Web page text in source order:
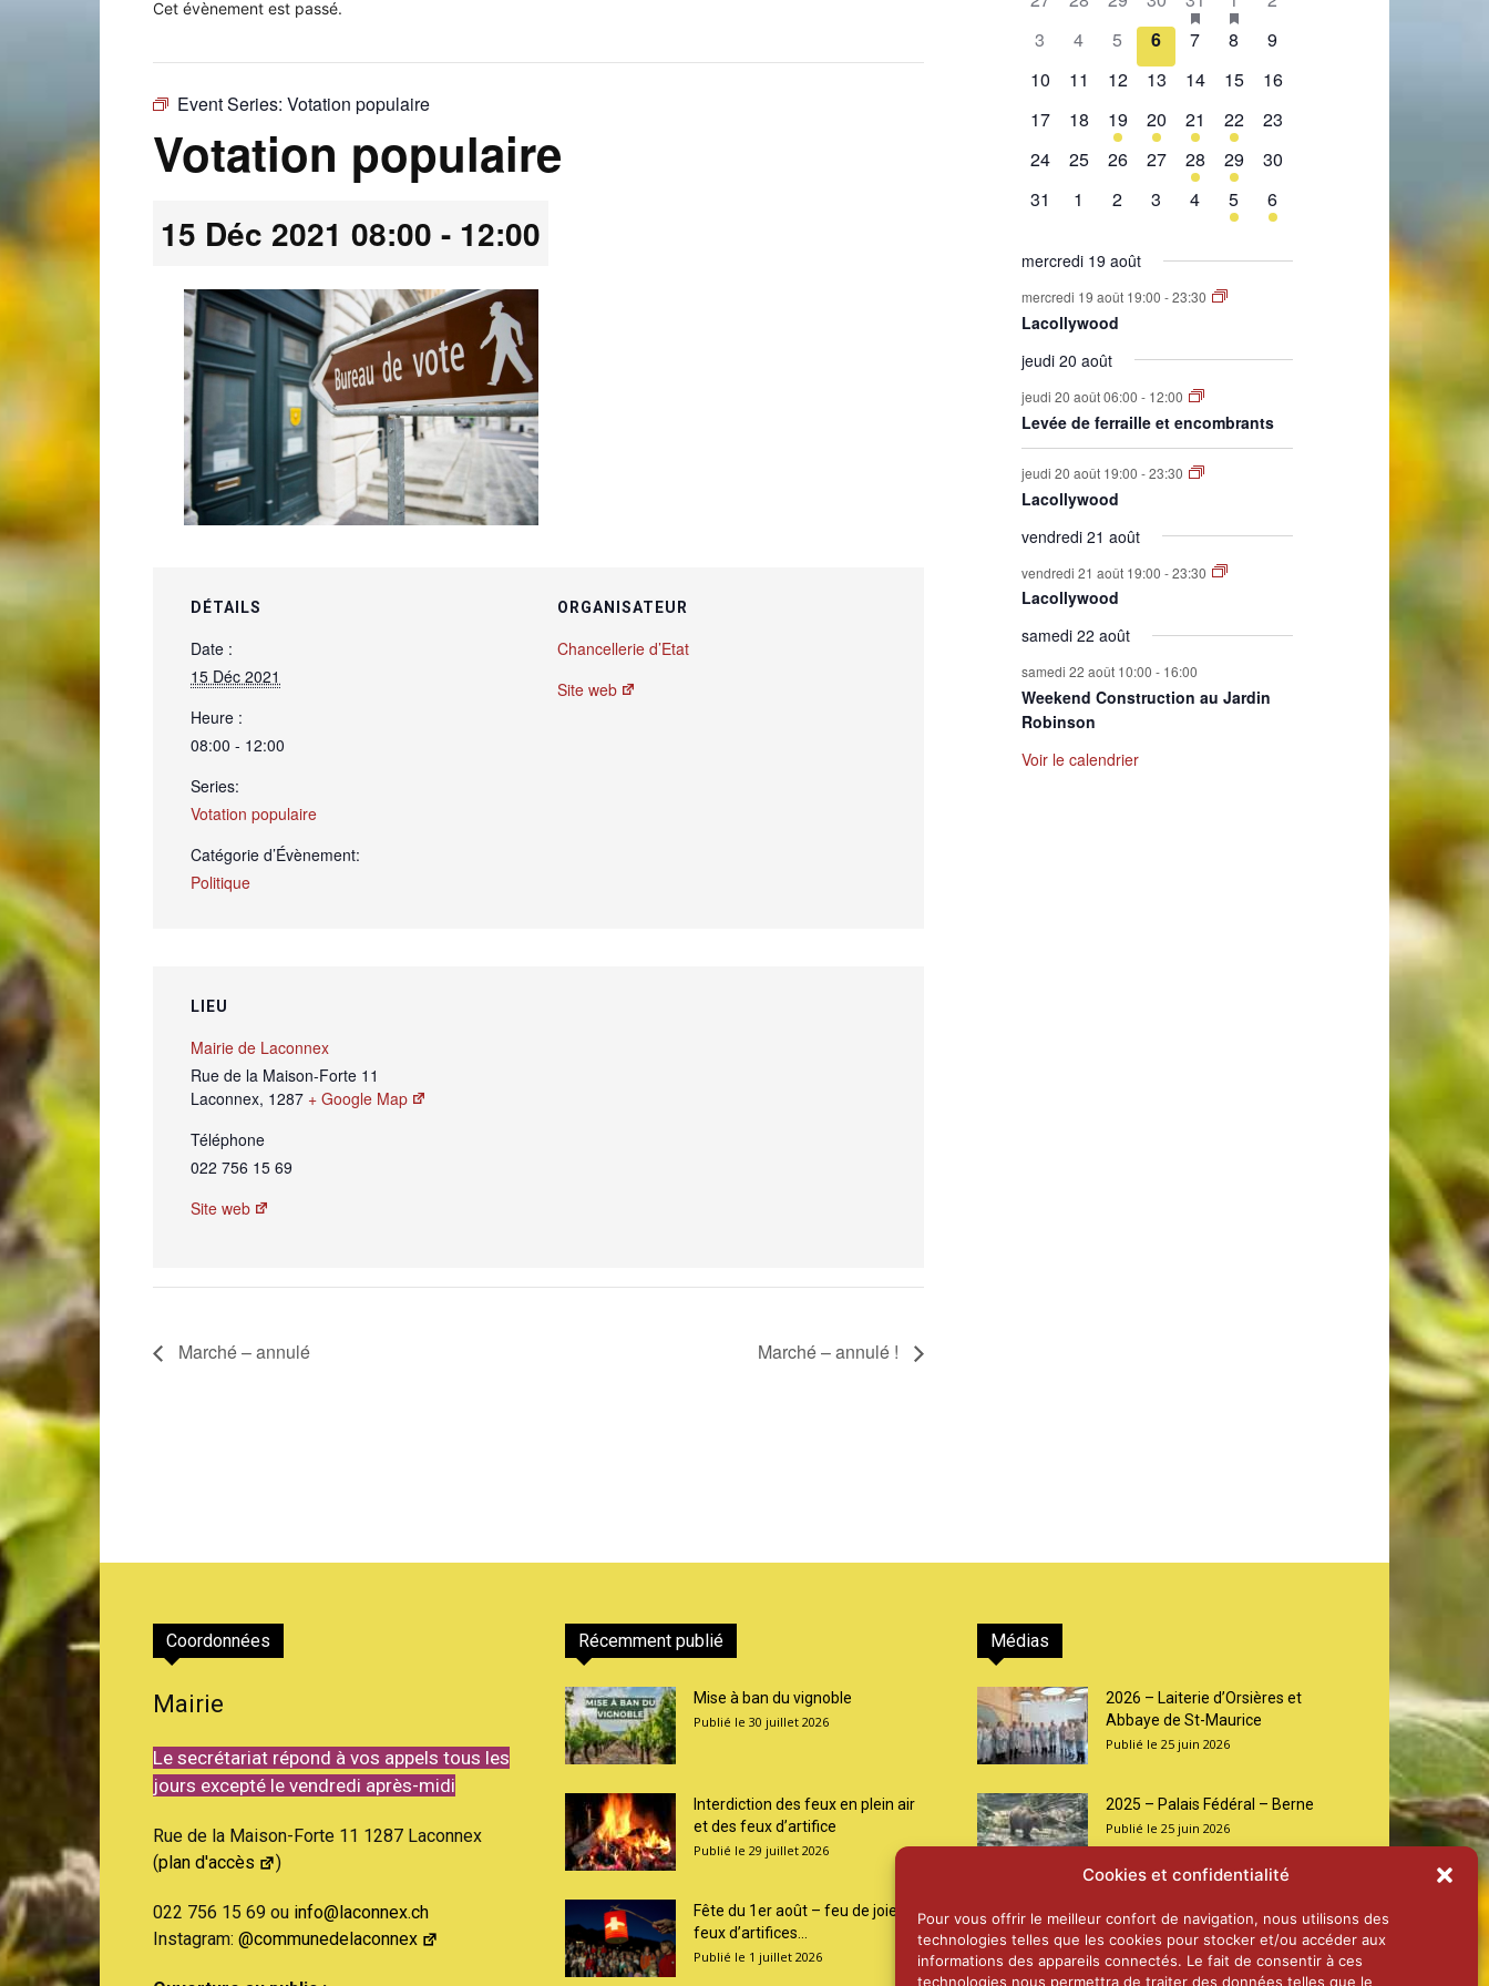
Cookies et confidentialité
Pour vous offrir le meilleur confort de navigation, nous utilisons des
technologies telles que les cookies pour stocker et/ou accéder aux
informations des appareils connectés. Le fait de consentir à ces
technologies nous permettra de traiter des données telles que le
Laconnex
Cet évènement est passé.
Event Series: Votation populaire
Votation populaire
15 Déc 2021 08:00 - 12:00
DÉTAILS
Date :
15 Déc 2021
Heure :
08:00 - 12:00
Series:
Votation populaire
Catégorie d’Évènement:
Politique
ORGANISATEUR
Chancellerie d’Etat
Site web
LIEU
Mairie de Laconnex
Rue de la Maison-Forte 11
Laconnex, 1287 + Google Map
Téléphone
022 756 15 69
Site web
Marché – annulé Marché – annulé !
de
Évènements
évènement,évènement,
évènement,
évènement,évènements,
0
3
0
évènement,
4
0
évènement,
5
0
évènement,
6
0
7
0
8
0
9
0
10
0
11
0
12
0
13
0
14
0
15
0
16
0
évènement,
17
0
évènement,
18
1
évènement,
19
2
évènements,
20
1
évènement,
21
2
évènements,
22
0
23
0
24
0
25
0
évènement,
26
0
évènement,
27
1
évènement,
28
1
évènement,
29
0
30
0
31
0
1
0
2
0
évènement,
3
0
évènement,
4
1
évènement,
5
1
évènement,
6
mercredi 19 août
mercredi 19 août 19:00 -23:30
Lacollywood
jeudi 20 août
jeudi 20 août 06:00 - 12:00
Levée de ferraille et encombrants
jeudi 20 août 19:00 -23:30
Lacollywood
vendredi 21 août
vendredi 21 août 19:00 -23:30
Lacollywood
samedi 22 août
samedi 22 août 10:00 - 16:00
Weekend Construction au Jardin
Robinson
Voir le calendrier
Coordonnées
Mairie
Le secrétariat répond à vos appels tous les
jours excepté le vendredi après-midi
Rue de la Maison-Forte 11 1287 Laconnex
(plan d'accès )
022 756 15 69 ou info@laconnex.ch
Instagram: @communedelaconnex
Récemment publié
Mise à ban du vignoble
30 juillet 2026
Interdiction des feux en plein air
et des feux d’artifice
29 juillet 2026
Fête du 1er août – feu de joie et
feux d’artifices...
1 juillet 2026
Médias
2026 – Laiterie d’Orsières et
Abbaye de St-Maurice
25 juin 2026
2025 – Palais Fédéral – Berne
25 juin 2026
Aînés – Noël 2024
14 janvier 2025